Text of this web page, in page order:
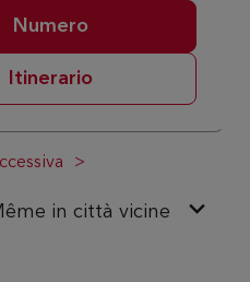
Numero
Itinerario
in città vicine